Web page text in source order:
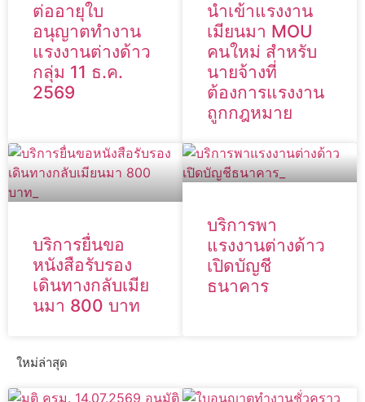
ต่ออายุใบ
อนุญาตทำงาน
แรงงานต่างด้าว
กลุ่ม 11 ธ.ค.
2569
นำเข้าแรงงาน
เมียนมา MOU
คนใหม่ สำหรับ
นายจ้างที่
ต้องการแรงงาน
ถูกกฎหมาย
บริการยื่นขอ
หนังสือรับรอง
เดินทางกลับเมีย
นมา 800 บาท
บริการพา
แรงงานต่างด้าว
เปิดบัญชี
ธนาคาร
ใหม่ล่าสุด